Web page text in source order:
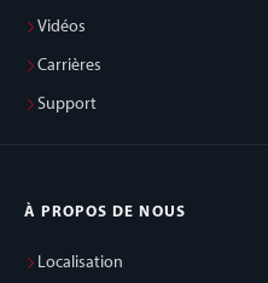
Vidéos
Carrières
Support
À PROPOS DE NOUS
Localisation